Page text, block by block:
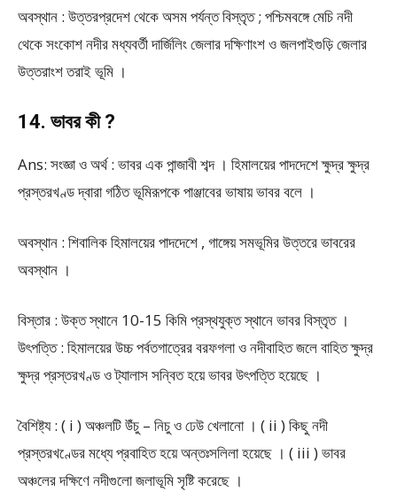
অবস্থান : উত্তরপ্রদেশ থেকে অসম পর্যন্ত বিস্তৃত ; পশ্চিমবঙ্গে মেচি নদী
থেকে সংকোশ নদীর মধ্যবর্তী দার্জিলিং জেলার দক্ষিণাংশ ও জলপাইগুড়ি জেলার
উত্তরাংশ তরাই ভূমি ।
14. ভাবর কী ?
Ans: সংজ্ঞা ও অর্থ : ভাবর এক পান্জাবী শব্দ । হিমালয়ের পাদদেশে ক্ষুদ্র ক্ষুদ্র
প্রস্তরখণ্ড দ্বারা গঠিত ভূমিরূপকে পাঞ্জাবের ভাষায় ভাবর বলে ।
অবস্থান : শিবালিক হিমালয়ের পাদদেশে , গাঙ্গেয় সমভূমির উত্তরে ভাবরের
অবস্থান ।
বিস্তার : উক্ত স্থানে 10-15 কিমি প্রস্থযুক্ত স্থানে ভাবর বিস্তৃত ।
উৎপত্তি : হিমালয়ের উচ্চ পর্বতগাত্রের বরফগলা ও নদীবাহিত জলে বাহিত ক্ষুদ্র
ক্ষুদ্র প্রস্তরখণ্ড ও ট্যালাস সন্বিত হয়ে ভাবর উৎপত্তি হয়েছে ।
বৈশিষ্ট্য : ( i ) অঞ্চলটি উঁচু – নিচু ও ঢেউ খেলানো । ( ii ) কিছু নদী
প্রস্তরখণ্ডের মধ্যে প্রবাহিত হয়ে অন্তঃসলিলা হয়েছে । ( iii ) ভাবর
অঞ্চলের দক্ষিণে নদীগুলো জলাভূমি সৃষ্টি করেছে ।